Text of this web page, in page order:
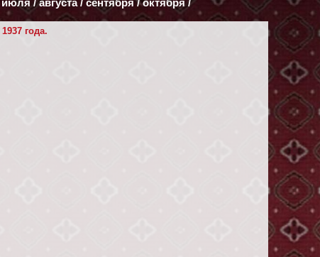
июля /августа/ сентября/октября /
года.